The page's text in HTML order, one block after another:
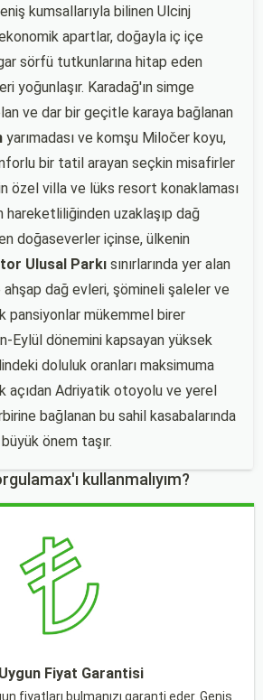
kumsallarıyla bilinen Ulcinj
apartlar, doğayla iç içe
sörfü tutkunlarına hitap eden
yoğunlaşır. Karadağ'ın simge
ve dar bir geçitle karaya bağlanan
yarımadası ve komşu Miločer koyu,
bir tatil arayan seçkin misafirler
özel villa ve lüks resort konaklaması
hareketliliğinden uzaklaşıp dağ
doğaseverler içinse, ülkenin
Ulusal Parkı sınırlarında yer alan
dağ evleri, şömineli şaleler ve
pansiyonlar mükemmel birer
Eylül dönemini kapsayan yüksek
doluluk oranları maksimuma
açıdan Adriyatik otoyolu ve yerel
bağlanan bu sahil kasabalarında
önem taşır.
kullanmalıyım?
Fiyat Garantisi
fiyatları bulmanızı garanti eder. Geniş